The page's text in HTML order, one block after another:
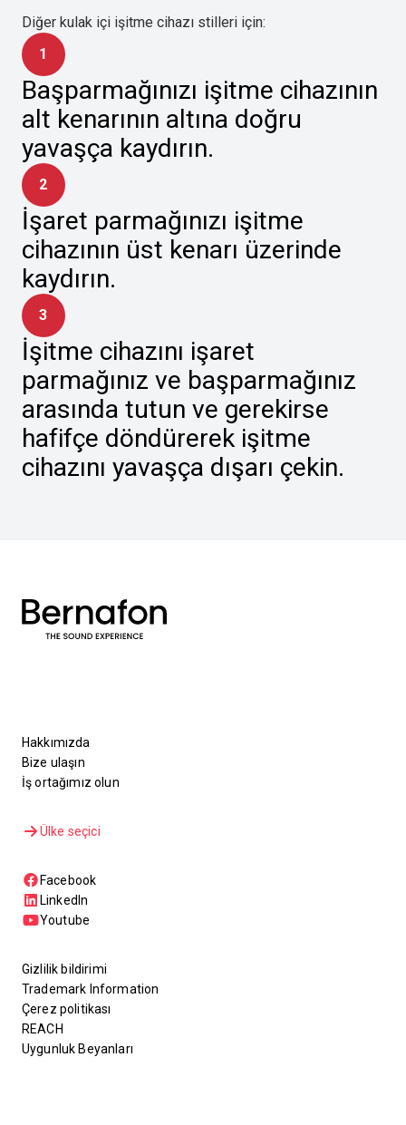
Diğer kulak içi işitme cihazı stilleri için:
1
Başparmağınızı işitme cihazının
alt kenarının altına doğru
yavaşça kaydırın.
2
İşaret parmağınızı işitme
cihazının üst kenarı üzerinde
kaydırın.
3
İşitme cihazını işaret
parmağınız ve başparmağınız
arasında tutun ve gerekirse
hafifçe döndürerek işitme
cihazını yavaşça dışarı çekin.
Hakkımızda
Bize ulaşın
İş ortağımız olun
Gizlilik bildirimi
Trademark Information
Çerez politikası
REACH
Uygunluk Beyanları
Ülke seçici
Facebook
LinkedIn
Youtube